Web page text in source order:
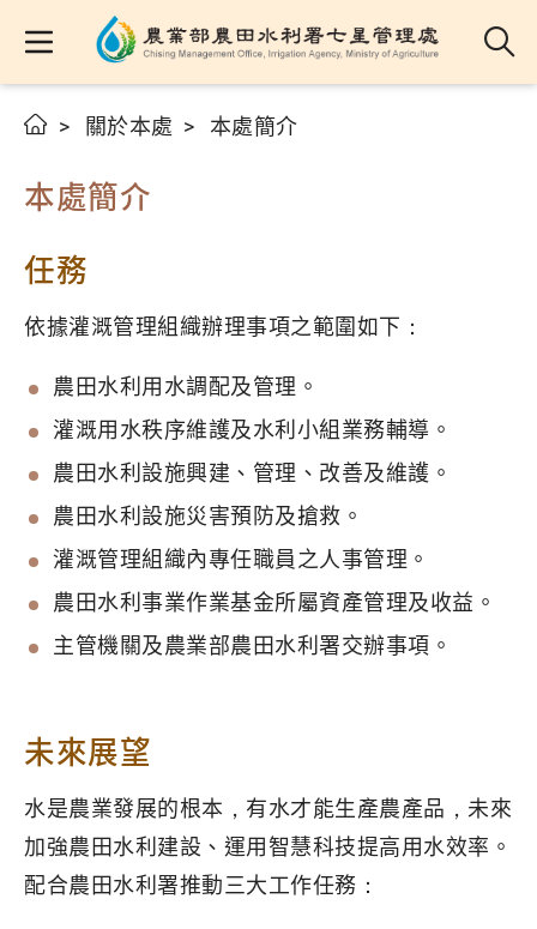
關於本處 本處簡介
本處簡介
任務
依據灌溉管理組織辦理事項之範圍如下：
農田水利用水調配及管理。
灌溉用水秩序維護及水利小組業務輔導。
農田水利設施興建、管理、改善及維護。
農田水利設施災害預防及搶救。
灌溉管理組織內專任職員之人事管理。
農田水利事業作業基金所屬資產管理及收益。
主管機關及農業部農田水利署交辦事項。
未來展望
水是農業發展的根本，有水才能生產農產品，未來
加強農田水利建設、運用智慧科技提高用水效率。
配合農田水利署推動三大工作任務：